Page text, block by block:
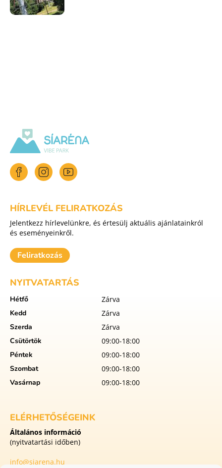
HÍRLEVÉL FELIRATKOZÁS
Jelentkezz hírlevelünkre, és értesülj aktuális ajánlatainkról
és eseményeinkről.
Feliratkozás
NYITVATARTÁS
Hétfő
Zárva
Kedd
Zárva
Szerda
Zárva
Csütörtök
09:00-18:00
Péntek
09:00-18:00
Szombat
09:00-18:00
Vasárnap
09:00-18:00
ELÉRHETŐSÉGEINK
Általános információ
(nyitvatartási időben)
info@siarena.hu